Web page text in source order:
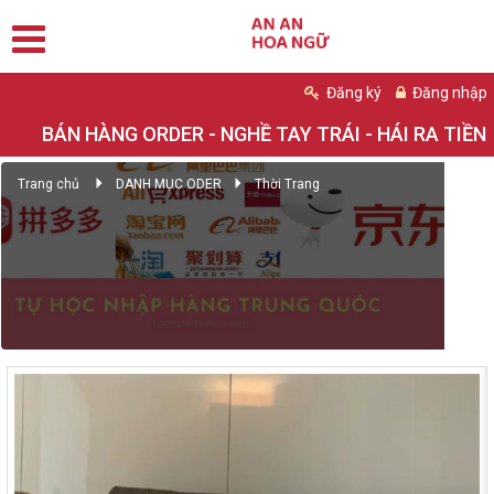
Đăng ký Đăng nhập
BÁN HÀNG ORDER - NGHỀ TAY TRÁI - HÁI RA TIỀN
Trang chủ DANH MỤC ODER Thời Trang